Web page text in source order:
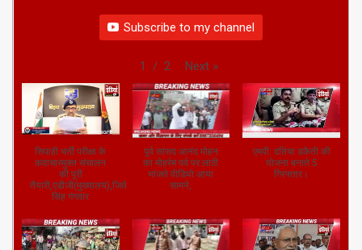
Subscribe to my channel
1 / 2 Next »
सिपाही भर्ती परीक्षा के
कदाचारमुक्त संचालन
की पूरी
तैयारी,एडीजी(मुख्यालय),जितेंद्र
सिंह गंगवार
पूर्व सांसद आनंद मोहन
का मोहर्रम पर्व पर लाठी
भांजते वीडियो आया
सामने,
एमपी: दतिया डकैती की
योजना बनाते 5
गिरफ्तार।